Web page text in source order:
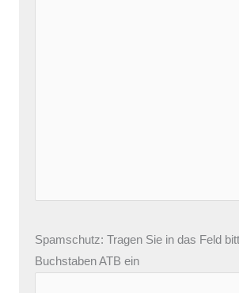
Spamschutz: Tragen Sie in das Feld
Buchstaben ATB ein